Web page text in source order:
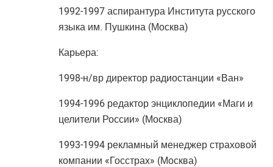
1992-1997 аспирантура Института русского
языка им. Пушкина (Москва)
Карьера:
1998-н/вр директор радиостанции «Ван»
1994-1996 редактор энциклопедии «Маги и
целители России» (Москва)
1993-1994 рекламный менеджер страховой
компании «Госстрах» (Москва)